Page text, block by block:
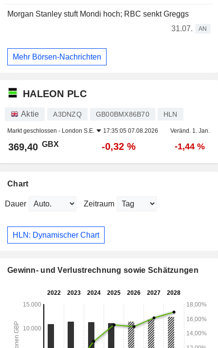
Morgan Stanley stuft Mondi hoch; RBC senkt Greggs
31.07.
AN
Mehr Börsen-Nachrichten
HALEON PLC
Aktie A3DNZQ GB00BMX86B70 HLN
Markt geschlossen - London S.E. 17:35:05 07.08.2026 Veränd. 1. Jan.
369,40 GBX -0,32 % -1,44 %
Chart
Dauer Zeitraum
HLN: Dynamischer Chart
Gewinn- und Verlustrechnung sowie Schätzungen